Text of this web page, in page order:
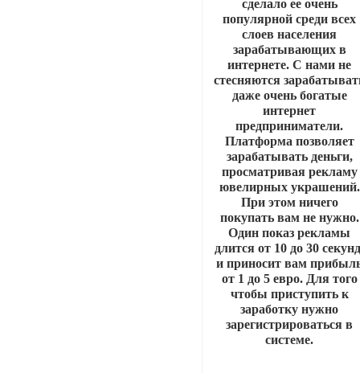
сделало ее очень
популярной среди всех
слоев населения
зарабатывающих в
интернете. С нами не
стесняются
даже очень богатые
интернет
предприниматели.
Платформа позволяет
зарабатывать деньги,
просматривая рекламу
ювелирных украшений.
При этом ничего
покупать вам не нужно.
Один показ рекламы
длится от 10 до 30
и приносит вам
от 1 до 5 евро. Для того
чтобы приступить к
заработку нужно
зарегистрироваться в
системе.